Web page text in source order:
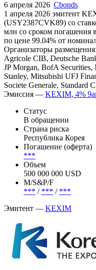
6 апреля 2026 Cbonds
1 апреля 2026 эмитент
(USY2387CVK89) cо
млн со сроком погашения
по цене 99.04% от
Организаторы
Agricole CIB, Deutsche
JP Morgan, BofA
Stanley, Mitsubishi UFJ
Societe Generale, Standard
Эмиссия — KEXIM, 4%
Статус
В обращении
Страна риска
Республика Корея
Погашение (оферта)
***
Объем
500 000 000 USD
М/S&P/F
*** / *** / ***
Эмитент — KEXIM